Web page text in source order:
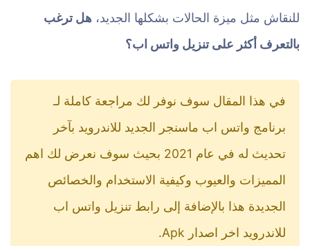
للنقاش مثل ميزة الحالات بشكلها الجديد، هل ترغب
بالتعرف أكثر على تنزيل واتس اب؟
في هذا المقال سوف نوفر لك مراجعة كاملة لـ
برنامج واتس اب ماسنجر الجديد للاندرويد بآخر
تحديث له في عام 2021 بحيث سوف نعرض لك اهم
المميزات والعيوب وكيفية الاستخدام والخصائص
الجديدة هذا بالإضافة إلى رابط تنزيل واتس اب
للاندرويد اخر اصدار Apk.